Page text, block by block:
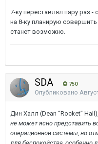
7-ку переставлял пару раз
на 8-ку планирую
станет возможно.
SDA 750
Опубликовано
Дин Халл (Dean “Rocket”
не может ясно представить
операционной системы, но